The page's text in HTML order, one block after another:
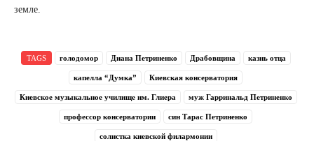
земле.
TAGS голодомор Диана Петриненко Драбовщина казнь отца
капелла “Думка” Киевская консерватория
Киевское музыкальное училище им. Глиера муж Гарринальд Петриненко
профессор консерватории син Тарас Петриненко
солистка киевской филармонии